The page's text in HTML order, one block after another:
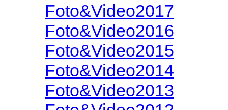
Foto&Video2017
Foto&Video2016
Foto&Video2015
Foto&Video2014
Foto&Video2013